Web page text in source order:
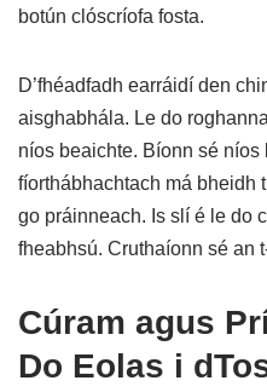
botún clóscríofa fosta.
D’fhéadfadh earráidí den
aisghabhála. Le do
níos beaichte. Bíonn sé níos
fíorthábhachtach má bheidh
go práinneach. Is slí é le do
fheabhsú. Cruthaíonn sé an
Cúram agus
Do Eolas i